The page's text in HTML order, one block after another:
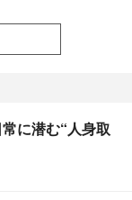
に潜む“人身取